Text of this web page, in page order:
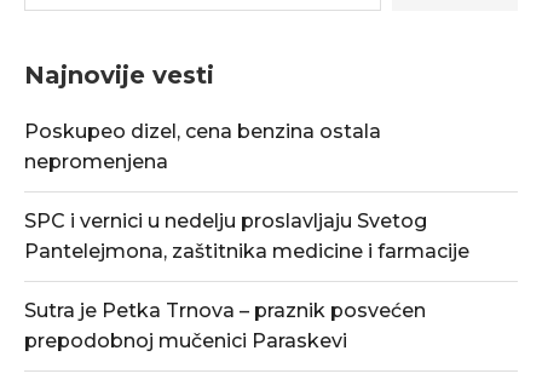
Najnovije vesti
Poskupeo dizel, cena benzina ostala
nepromenjena
SPC i vernici u nedelju proslavljaju Svetog
Pantelejmona, zaštitnika medicine i farmacije
Sutra je Petka Trnova – praznik posvećen
prepodobnoj mučenici Paraskevi